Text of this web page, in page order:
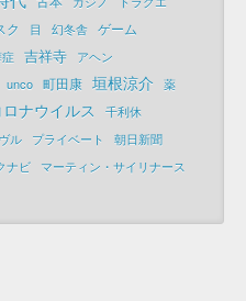
ク 目 幻冬舎 ゲーム
吉祥寺
アヘン
unco 町田康 垣根涼介 薬
ナウイルス
千利休
ル プライベート
朝日新聞
ナビ マーティン・サイリナース